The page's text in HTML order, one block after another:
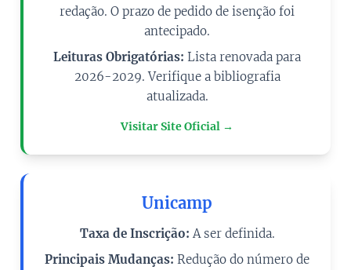
redação. O prazo de pedido de isenção foi
antecipado.
Leituras Obrigatórias: Lista renovada para
2026-2029. Verifique a bibliografia
atualizada.
Visitar Site Oficial →
Unicamp
Taxa de Inscrição: A ser definida.
Principais Mudanças: Redução do número de